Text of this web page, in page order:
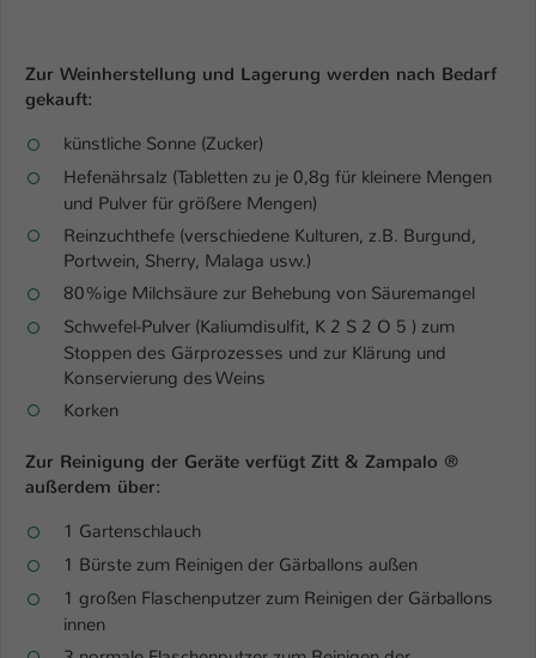
Zur Weinherstellung und Lagerung werden nach Bedarf
gekauft:
künstliche Sonne (Zucker)
Hefenährsalz (Tabletten zu je 0,8g für kleinere Mengen
und Pulver für größere Mengen)
Reinzuchthefe (verschiedene Kulturen, z.B. Burgund,
Portwein, Sherry, Malaga usw.)
80%ige Milchsäure zur Behebung von Säuremangel
Schwefel-Pulver (Kaliumdisulfit, K 2 S 2 O 5 ) zum
Stoppen des Gärprozesses und zur Klärung und
Konservierung des Weins
Korken
Zur Reinigung der Geräte verfügt Zitt & Zampalo ®
außerdem über:
1 Gartenschlauch
1 Bürste zum Reinigen der Gärballons außen
1 großen Flaschenputzer zum Reinigen der Gärballons
innen